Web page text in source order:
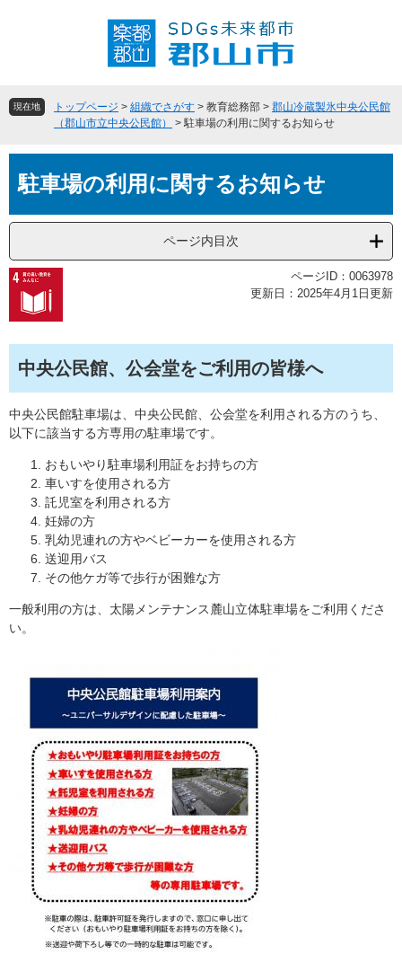
頭
飛
へ
現在地 トップページ > 組織でさがす > 教育総務部 > 郡山冷蔵製氷中央公民館
（郡山市立中央公民館）
>駐車場の利用に関するお知らせ
文駐車場の利用に関するお知らせ
ページ内目次
ページID：0063978
更新日：2025年4月1日更新
中央公民館、公会堂をご利用の皆様へ
中央公民館駐車場は、中央公民館、公会堂を利用される方のうち、
以下に該当する方専用の駐車場です。
おもいやり駐車場利用証をお持ちの方
車いすを使用される方
託児室を利用される方
妊婦の方
乳幼児連れの方やベビーカーを使用される方
送迎用バス
その他ケガ等で歩行が困難な方
一般利用の方は、太陽メンテナンス麓山立体駐車場をご利用くださ
い。